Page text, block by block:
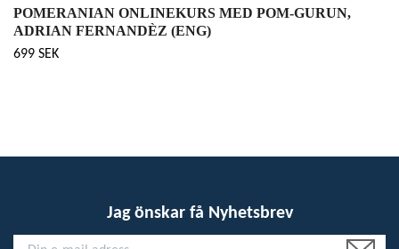
POMERANIAN ONLINEKURS MED POM-GURUN,
ADRIAN FERNANDÈZ (ENG)
699 SEK
Jag önskar få Nyhetsbrev